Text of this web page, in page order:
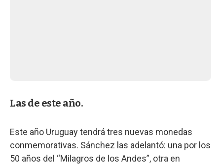
Las de este año.
Este año Uruguay tendrá tres nuevas monedas
conmemorativas. Sánchez las adelantó: una por los
50 años del “Milagros de los Andes”, otra en